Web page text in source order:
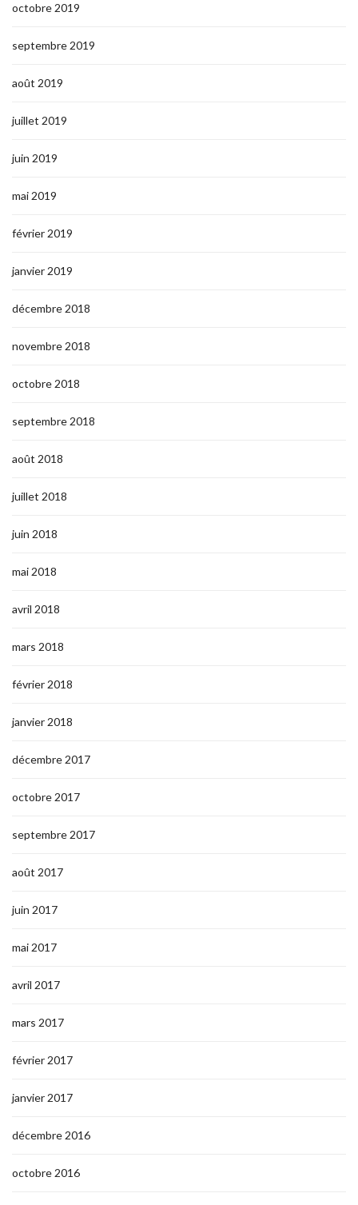
octobre 2019
septembre 2019
août 2019
juillet 2019
juin 2019
mai 2019
février 2019
janvier 2019
décembre 2018
novembre 2018
octobre 2018
septembre 2018
août 2018
juillet 2018
juin 2018
mai 2018
avril 2018
mars 2018
février 2018
janvier 2018
décembre 2017
octobre 2017
septembre 2017
août 2017
juin 2017
mai 2017
avril 2017
mars 2017
février 2017
janvier 2017
décembre 2016
octobre 2016